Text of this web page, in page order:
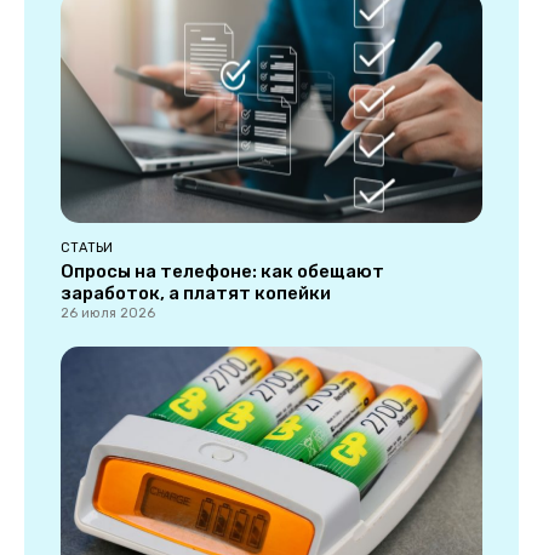
СТАТЬИ
Опросы на телефоне: как обещают
заработок, а платят копейки
26 июля 2026